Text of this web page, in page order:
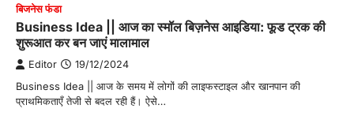
बिजनेस फंडा
Business Idea || आज का स्मॉल बिज़नेस आइडिया: फूड ट्रक की
शुरूआत कर बन जाएं मालामाल
Editor 19/12/2024
Business Idea || आज के समय में लोगों की लाइफस्टाइल और खानपान की
प्राथमिकताएँ तेजी से बदल रही हैं। ऐसे…